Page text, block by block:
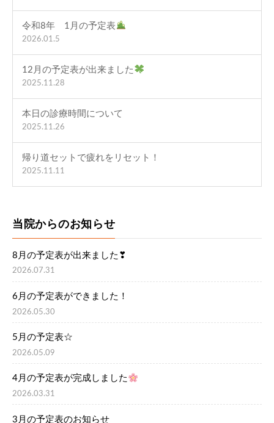
令和8年 1月の予定表
2026.01.5
12月の予定表が出来ました
2025.11.28
本日の診療時間について
2025.11.26
帰り道セットで疲れをリセット！
2025.11.11
当院からのお知らせ
8月の予定表が出来ました❣
2026.07.31
6月の予定表ができました！
2026.05.30
5月の予定表☆
2026.05.09
4月の予定表が完成しました
2026.03.31
3月の予定表のお知らせ